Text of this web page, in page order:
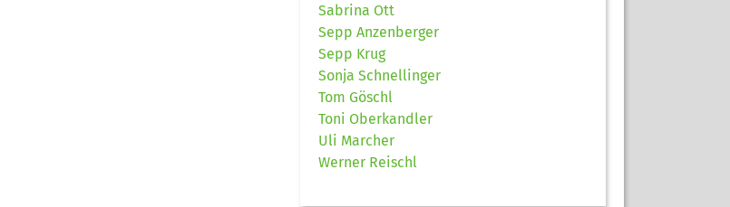
Sabrina Ott
Sepp Anzenberger
Sepp Krug
Sonja Schnellinger
Tom Göschl
Toni Oberkandler
Uli Marcher
Werner Reischl